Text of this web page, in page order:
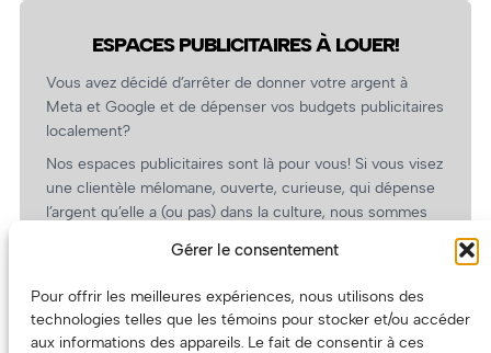
Gérer le consentement
Pour offrir les meilleures expériences, nous utilisons des
technologies telles que les témoins pour stocker et/ou accéder
aux informations des appareils. Le fait de consentir à ces
ESPACES PUBLICITAIRES À LOUER!
Vous avez décidé d’arrêter de donner votre argent à
Meta et Google et de dépenser vos budgets publicitaires
localement?
Nos espaces publicitaires sont là pour vous! Si vous visez
une clientèle mélomane, ouverte, curieuse, qui dépense
l’argent qu’elle a (ou pas) dans la culture, nous sommes
revient.
(Oui, on va avoir des tarifs spéciaux pour vous, les